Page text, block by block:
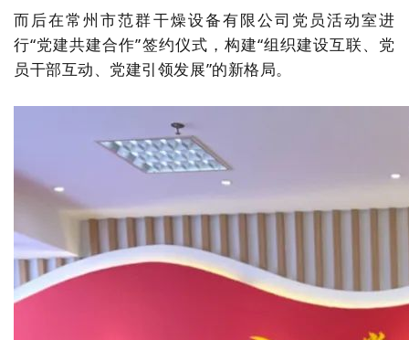
而后在常州市范群干燥设备有限公司党员活动室进
行“党建共建合作”签约仪式，构建“组织建设互联、党
员干部互动、党建引领发展”的新格局。